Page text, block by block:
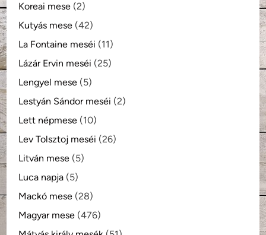
Koreai mese (2)
Kutyás mese (42)
La Fontaine meséi (11)
Lázár Ervin meséi (25)
Lengyel mese (5)
Lestyán Sándor meséi (2)
Lett népmese (10)
Lev Tolsztoj meséi (26)
Litván mese (5)
Luca napja (5)
Mackó mese (28)
Magyar mese (476)